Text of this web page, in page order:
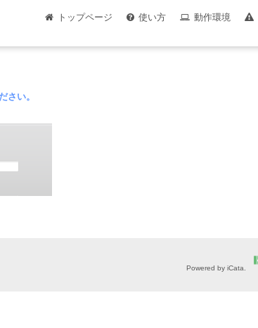
トップページ 使い方 動作環境
さい。
Powered by iCata.